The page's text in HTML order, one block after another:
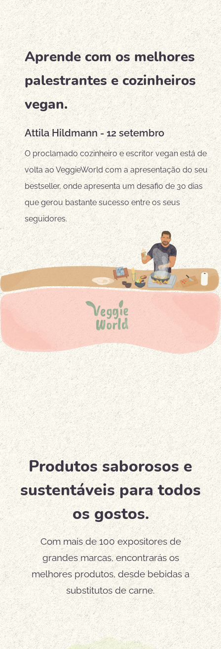
Aprende com os melhores
palestrantes e cozinheiros
vegan.
Attila Hildmann - 12 setembro
O proclamado cozinheiro e escritor vegan está de
volta ao VeggieWorld com a apresentação do seu
bestseller, onde apresenta um desafio de 30 dias
que gerou bastante sucesso entre os seus
seguidores.
Produtos saborosos e
sustentáveis para todos
os gostos.
Com mais de 100 expositores de
grandes marcas, encontrarás os
melhores produtos, desde bebidas a
substitutos de carne.